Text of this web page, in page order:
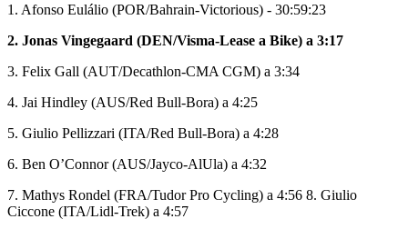
1. Afonso Eulálio (POR/Bahrain-Victorious) - 30:59:23
2. Jonas Vingegaard (DEN/Visma-Lease a Bike) a 3:17
3. Felix Gall (AUT/Decathlon-CMA CGM) a 3:34
4. Jai Hindley (AUS/Red Bull-Bora) a 4:25
5. Giulio Pellizzari (ITA/Red Bull-Bora) a 4:28
6. Ben O’Connor (AUS/Jayco-AlUla) a 4:32
7. Mathys Rondel (FRA/Tudor Pro Cycling) a 4:56 8. Giulio
Ciccone (ITA/Lidl-Trek) a 4:57